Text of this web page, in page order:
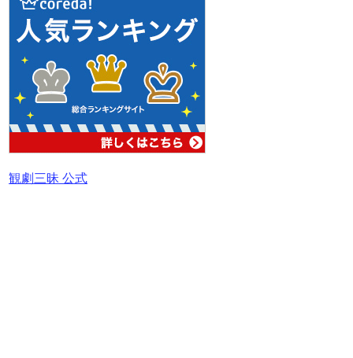
観劇三昧 公式